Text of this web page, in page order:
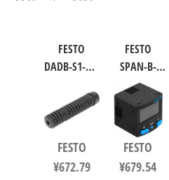
FESTO
DADB-S1-40-
缸波纹管
保护套 行
符合ISO
6432 / ISO
FESTO
¥672.79
FESTO
SPAN-B-
B11R-Q4-
PN-L1+2.5S
传感器/连
接电缆
8114774
FESTO
¥679.54